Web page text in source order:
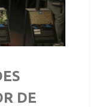
DE